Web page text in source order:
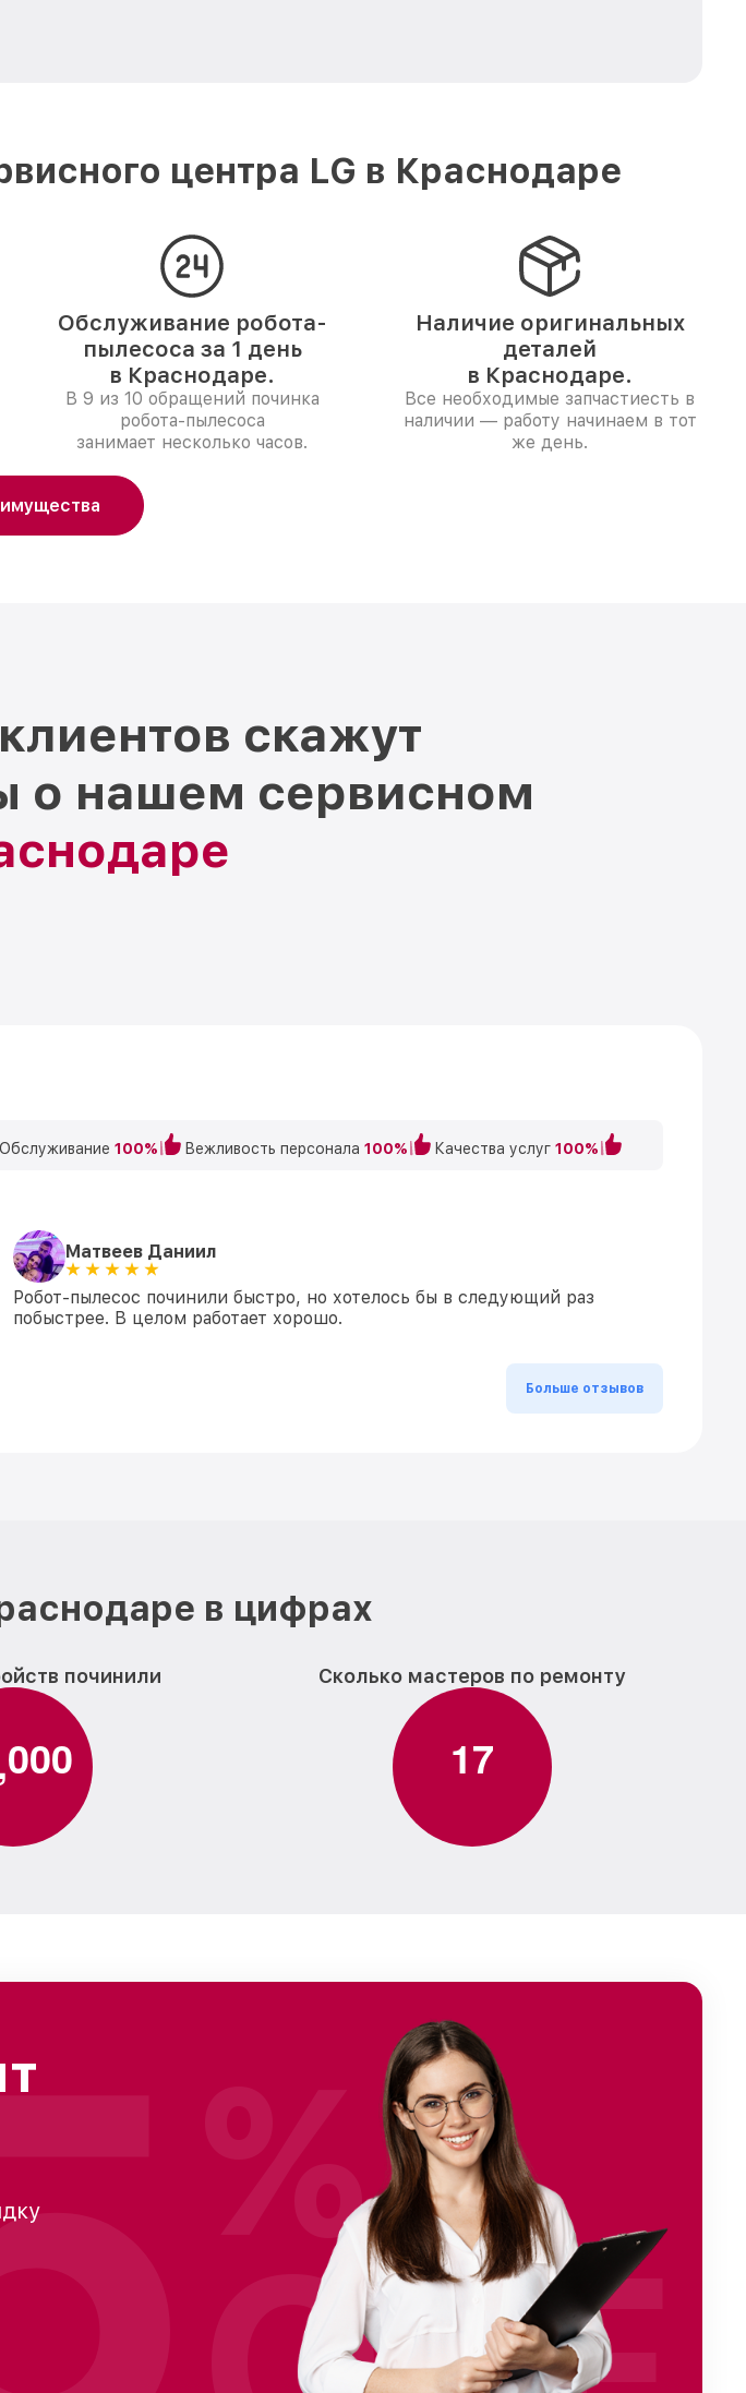
центра LG в Краснодаре
Обслуживание робота-
пылесоса за 1 день
в Краснодаре.
В 9 из 10 обращений починка
робота-пылесоса
занимает несколько часов.
Наличие оригинальных
деталей
в Краснодаре.
Все необходимые запчастиесть в
наличии — работу начинаем в тот
же день.
скажут
о нашем сервисном
Обслуживание 100% Вежливость персонала 100% Качества услуг 100%
Матвеев Даниил
Робот-пылесос починили быстро, но хотелось бы в следующий раз
побыстрее. В целом работает хорошо.
Больше отзывов
в цифрах
починили
,000
Сколько мастеров по ремонту
17
%